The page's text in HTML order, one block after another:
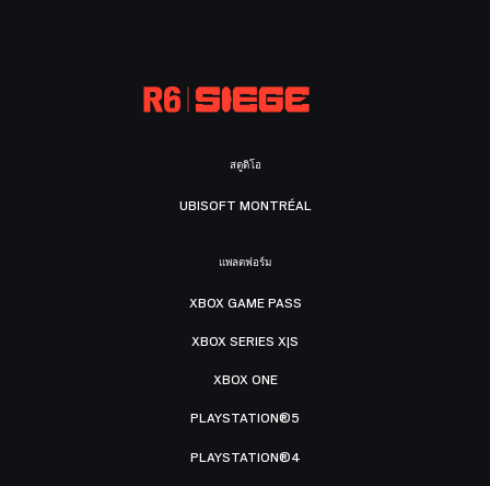
สตูดิโอ
UBISOFT MONTRÉAL
แพลตฟอร์ม
XBOX GAME PASS
XBOX SERIES X|S
XBOX ONE
PLAYSTATION®5
PLAYSTATION®4